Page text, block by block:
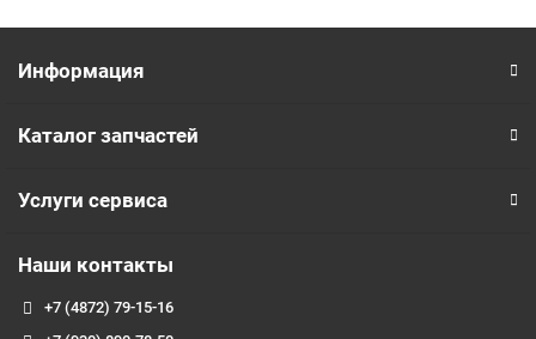
Информация
Каталог запчастей
Услуги сервиса
Наши контакты
+7 (4872) 79-15-16